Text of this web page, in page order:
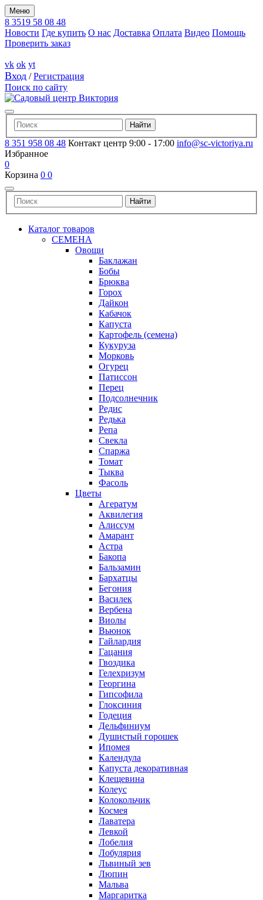
Меню
8 3519 58 08 48
Новости Где купить О нас Доставка Оплата Видео Помощь
Проверить заказ
vk ok yt
Вход /Регистрация
Поиск по сайту
8 351 958 08 48 Контакт центр 9:00 - 17:00 info@sc-victoriya.ru
Избранное
0
Корзина 0 0
Каталог товаров
СЕМЕНА
Овощи
Баклажан
Бобы
Брюква
Горох
Дайкон
Кабачок
Капуста
Картофель (семена)
Кукуруза
Морковь
Огурец
Патиссон
Перец
Подсолнечник
Редис
Редька
Репа
Свекла
Спаржа
Томат
Тыква
Фасоль
Цветы
Агератум
Аквилегия
Алиссум
Амарант
Астра
Бакопа
Бальзамин
Бархатцы
Бегония
Василек
Вербена
Виолы
Вьюнок
Гайлардия
Гацания
Гвоздика
Гелехризум
Георгина
Гипсофила
Глоксиния
Годеция
Дельфиниум
Душистый горошек
Ипомея
Календула
Капуста декоративная
Клещевина
Колеус
Колокольчик
Космея
Лаватера
Левкой
Лобелия
Лобулярия
Львиный зев
Люпин
Мальва
Маргаритка